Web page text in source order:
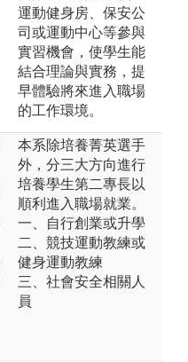
運動健身房、保安公
司或運動中心等參與
實習機會，使學生能
結合理論與實務，提
早體驗將來進入職場
的工作環境。
本系除培養菁英選手
外，分三大方向進行
培養學生第二專長以
順利進入職場就業。
一、自行創業或升學
二、競技運動教練或
健身運動教練
三、社會安全相關人
員